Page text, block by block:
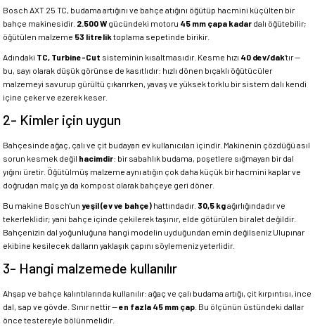
Bosch AXT 25 TC, budama artığını ve bahçe atığını öğütüp hacmini küçülten bir
bahçe makinesidir. 2.500 W gücündeki motoru 45 mm çapa kadar dalı öğütebilir;
öğütülen malzeme 53 litrelik toplama sepetinde birikir.
Adındaki TC, Turbine-Cut sisteminin kısaltmasıdır. Kesme hızı 40 dev/dak'tır —
bu, sayı olarak düşük görünse de kasıtlıdır: hızlı dönen bıçaklı öğütücüler
malzemeyi savurup gürültü çıkarırken, yavaş ve yüksek torklu bir sistem dalı kendi
içine çeker ve ezerek keser.
2- Kimler için uygun
Bahçesinde ağaç, çalı ve çit budayan ev kullanıcıları içindir. Makinenin çözdüğü asıl
sorun kesmek değil hacimdir: bir sabahlık budama, poşetlere sığmayan bir dal
yığını üretir. Öğütülmüş malzeme aynı atığın çok daha küçük bir hacmini kaplar ve
doğrudan malç ya da kompost olarak bahçeye geri döner.
Bu makine Bosch'un yeşil (ev ve bahçe) hattındadır. 30,5 kgağırlığındadır ve
tekerleklidir; yani bahçe içinde çekilerek taşınır, elde götürülen bir alet değildir.
Bahçenizin dal yoğunluğuna hangi modelin uyduğundan emin değilseniz Ulupınar
ekibine kesilecek dalların yaklaşık çapını söylemeniz yeterlidir.
3- Hangi malzemede kullanılır
Ahşap ve bahçe kalıntılarında kullanılır: ağaç ve çalı budama artığı, çit kırpıntısı, ince
dal, sap ve gövde. Sınır nettir —en fazla 45 mm çap . Bu ölçünün üstündeki dallar
önce testereyle bölünmelidir.